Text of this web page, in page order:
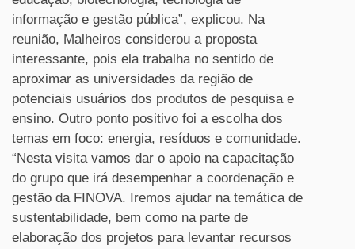
informação e gestão pública”, explicou. Na
reunião, Malheiros considerou a proposta
interessante, pois ela trabalha no sentido de
aproximar as universidades da região de
potenciais usuários dos produtos de pesquisa e
ensino. Outro ponto positivo foi a escolha dos
temas em foco: energia, resíduos e comunidade.
“Nesta visita vamos dar o apoio na capacitação
do grupo que irá desempenhar a coordenação e
gestão da FINOVA. Iremos ajudar na temática de
sustentabilidade, bem como na parte de
elaboração dos projetos para levantar recursos